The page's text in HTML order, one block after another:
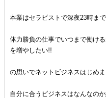
本業はセラピストで深夜23時まで
体力勝負の仕事でいつまで働け
を増やしたい!!
の思いでネットビジネスはじめま
自分に合うビジネスはなんなの